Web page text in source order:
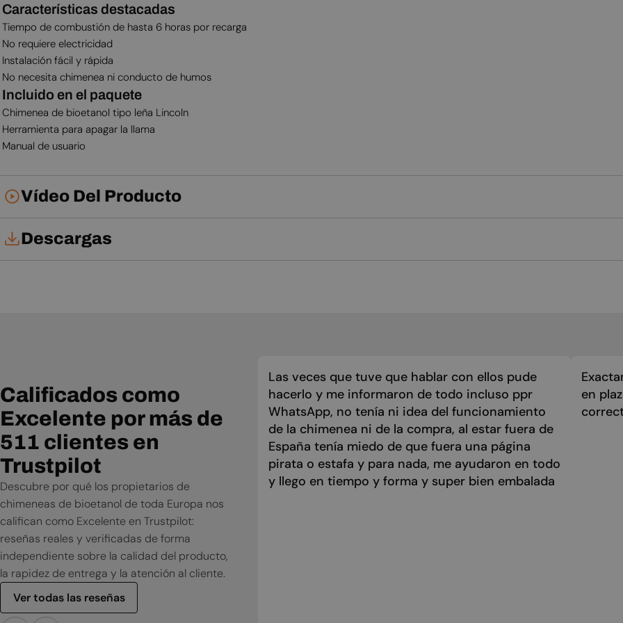
Características destacadas
Tiempo de combustión de hasta 6 horas por recarga
No requiere electricidad
Instalación fácil y rápida
No necesita chimenea ni conducto de humos
Incluido en el paquete
Chimenea de bioetanol tipo leña Lincoln
Herramienta para apagar la llama
Manual de usuario
Vídeo Del Producto
Descargas
Calificados como
Excelente por más de
511 clientes en
Trustpilot
Descubre por qué los propietarios de
chimeneas de bioetanol de toda Europa nos
califican como Excelente en Trustpilot:
reseñas reales y verificadas de forma
independiente sobre la calidad del producto,
la rapidez de entrega y la atención al cliente.
Ver todas las reseñas
Las veces que tuve que hablar con ellos pude
hacerlo y me informaron de todo incluso ppr
WhatsApp, no tenía ni idea del funcionamiento
de la chimenea ni de la compra, al estar fuera de
España tenía miedo de que fuera una página
pirata o estafa y para nada, me ayudaron en todo
y llego en tiempo y forma y super bien embalada
en